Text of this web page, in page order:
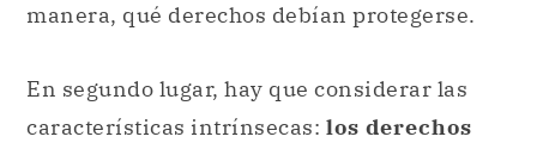
manera, qué derechos debían protegerse.
En segundo lugar, hay que considerar las
características intrínsecas: los derechos